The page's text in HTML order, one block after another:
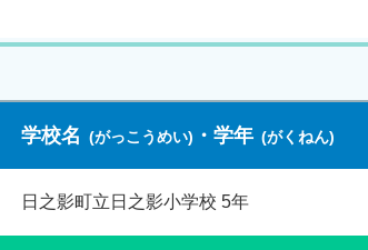
学校名 ・ 学年
日之影町立日之影小学校 5年